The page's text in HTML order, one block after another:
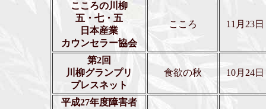
こころの川柳
五・七・五
日本産業
カウンセラー協会
こころ 11月23日
第2回
川柳グランプリ
プレスネット
食欲の秋 10月24日
平成27年度障害者